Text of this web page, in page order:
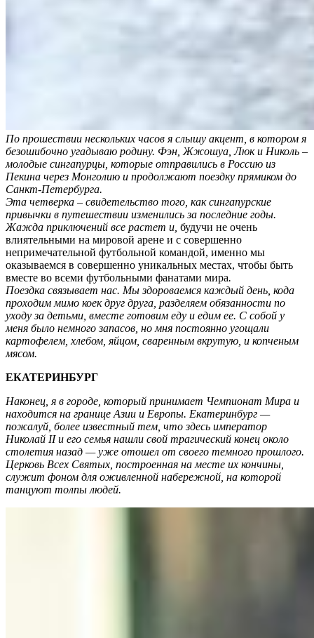
По прошествии нескольких часов я слышу акцент, в котором я
безошибочно угадываю родину. Фэн, Жжошуа, Люк и Николь –
молодые сингапурцы, которые отправились в Россию из
Пекина через Монголию и продолжают поездку прямиком до
Санкт-Петербурга.
Эта четверка – свидетельство того, как сингапурские
привычки в путешествии изменились за последние годы.
Жажда приключений все растет и, будучи не очень
влиятельными на мировой арене и с совершенно
непримечательной футбольной командой, именно мы
оказываемся в совершенно уникальных местах, чтобы быть
вместе во всеми футбольными фанатами мира.
Поездка связывает нас. Мы здороваемся каждый день, кода
проходим мимо коек друг друга, разделяем обязанности по
уходу за детьми, вместе готовим еду и едим ее. С собой у
меня было немного запасов, но мня постоянно угощали
картофелем, хлебом, яйцом, сваренным вкрутую, и копченым
мясом.
ЕКАТЕРИНБУРГ
Наконец, я в городе, который принимает Чемпионат Мира и
находится на границе Азии и Европы. Екатеринбург —
пожалуй, более известный тем, что здесь император
Николай II и его семья нашли свой трагический конец около
столетия назад — уже отошел от своего темного прошлого.
Церковь Всех Святых, построенная на месте их кончины,
служит фоном для оживленной набережной, на которой
танцуют толпы людей.